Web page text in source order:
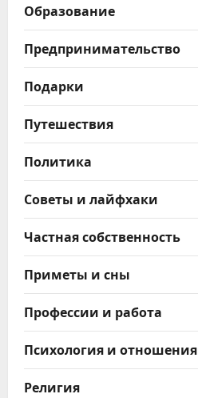
Образование
Предпринимательство
Подарки
Путешествия
Политика
Советы и лайфхаки
Частная собственность
Приметы и сны
Профессии и работа
Психология и отношения
Религия